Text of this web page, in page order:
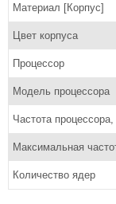
Материал [Корпус]
Цвет корпуса
Процессор
Модель процессора
Частота
Максимальная
Количество ядер